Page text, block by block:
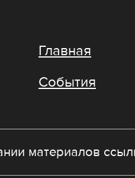
Главная
События
материалов